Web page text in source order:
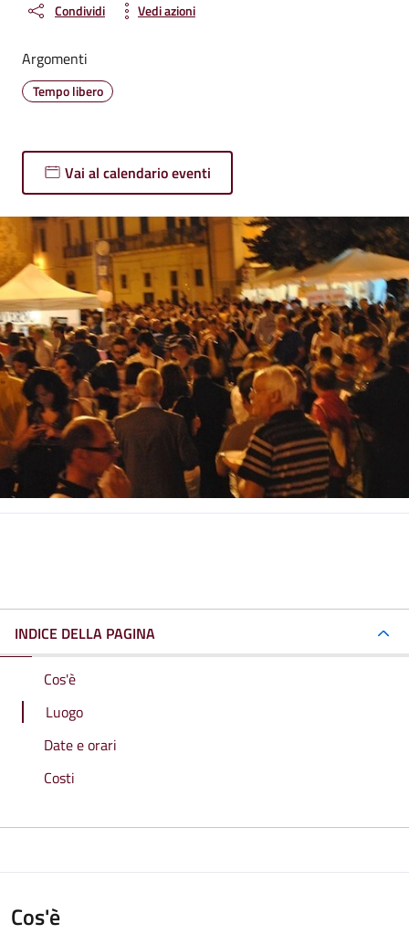
Condividi Vedi azioni
Argomenti
Tempo libero
Vai al calendario eventi
INDICE DELLA PAGINA
Cos'è
Luogo
Date e orari
Costi
Cos'è